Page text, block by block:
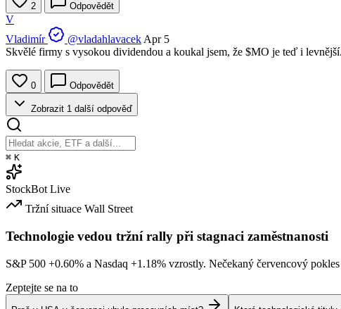
2 Odpovědět
V
Vladimír
@vladahlavacek Apr 5
Skvělé firmy s vysokou dividendou a koukal jsem, že $MO je teď i levnější.
0 Odpovědět
Zobrazit 1 další odpověď
⌘ K
StockBot Live
Tržní situace Wall Street
Technologie vedou tržní rally při stagnaci zaměstnanosti
S&P 500 +0.60% a Nasdaq +1.18% vzrostly. Nečekaný červencový
Zeptejte se na to